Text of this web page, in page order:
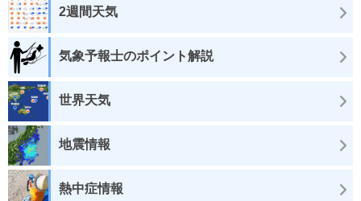
2週間天気
気象予報士のポイント解説
世界天気
地震情報
熱中症情報